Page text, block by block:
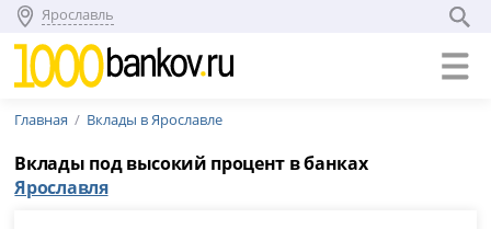
Ярославль
Главная Вклады в Ярославле
Вклады под высокий процент в банках
Ярославля